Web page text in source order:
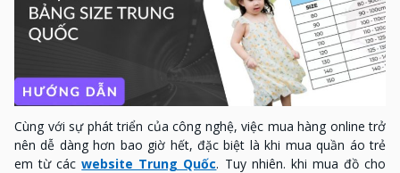
Cùng với sự phát triển của công nghệ, việc mua hàng online trở
nên dễ dàng hơn bao giờ hết, đặc biệt là khi mua quần áo trẻ
em từ cácwebsite Trung Quốc. Tuy nhiên. khi mua đồ cho